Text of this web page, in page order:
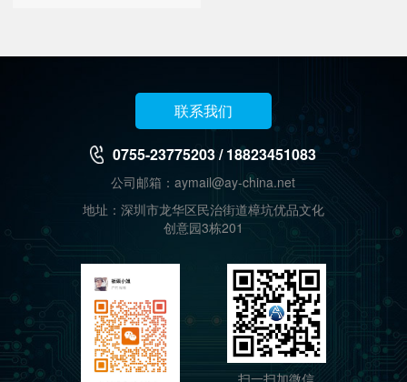
联系我们
0755-23775203 / 18823451083
公司邮箱：aymail@ay-china.net
地址：深圳市龙华区民治街道樟坑优品文化
创意园3栋201
扫一扫加微信